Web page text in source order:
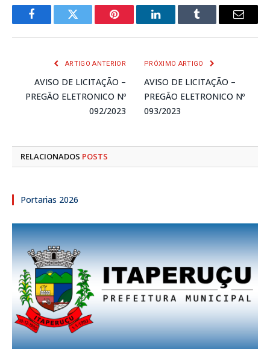
FacebookTwitter Pinterest LinkedInTumblr
E-
ARTIGO ANTERIOR
AVISO DE LICITAÇÃO –
PREGÃO ELETRONICO Nº
092/2023
PRÓXIMO ARTIGO
AVISO DE LICITAÇÃO –
PREGÃO ELETRONICO Nº
093/2023
RELACIONADOS POSTS
Portarias 2026